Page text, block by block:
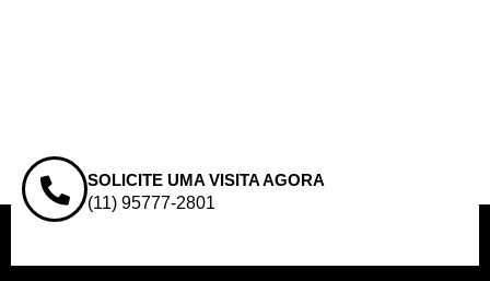
SOLICITE UMA VISITA AGORA
(11) 95777-2801